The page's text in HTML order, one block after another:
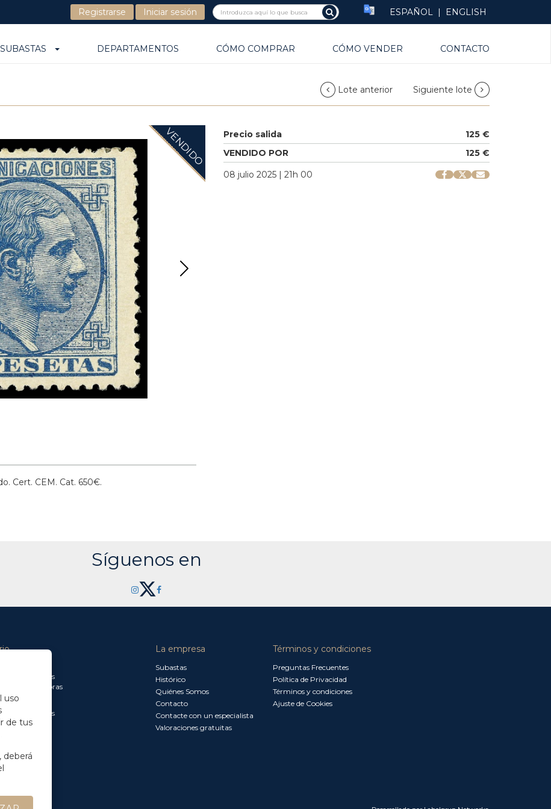
Registrarse Iniciar sesión ESPAÑOL | ENGLISH
SUBASTAS DEPARTAMENTOS CÓMO COMPRAR CÓMO VENDER CONTACTO
Lote anterior Siguiente lote
VENDIDO Precio salida
125 €
VENDIDO POR
125 €
08 julio 2025 | 21h 00
Cert. CEM. Cat. 650€.
Síguenos en
a 13.30 horas
a 18.00 horas
a 15.00 horas
La empresa
Subastas
Histórico
Quiénes Somos
Contacto
Contacte con un especialista
Valoraciones gratuitas
Términos y condiciones
Preguntas Frecuentes
Política de Privacidad
Términos y condiciones
Ajuste de Cookies
uso
de tus
deberá